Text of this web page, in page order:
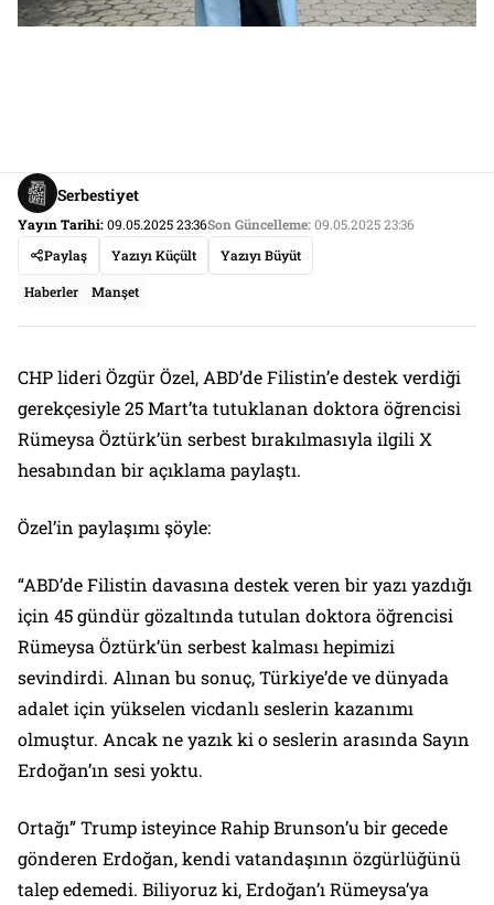
Serbestiyet
Yayın Tarihi:09.05.2025 23:36Son Güncelleme:09.05.2025 23:36
Paylaş
Yazıyı Küçült Yazıyı Büyüt
Haberler Manşet
CHP lideri Özgür Özel, ABD’de Filistin’e destek verdiği
gerekçesiyle 25 Mart’ta tutuklanan doktora öğrencisi
Rümeysa Öztürk’ün serbest bırakılmasıyla ilgili X
hesabından bir açıklama paylaştı.
Özel’in paylaşımı şöyle:
“ABD’de Filistin davasına destek veren bir yazı yazdığı
için 45 gündür gözaltında tutulan doktora öğrencisi
Rümeysa Öztürk’ün serbest kalması hepimizi
sevindirdi. Alınan bu sonuç, Türkiye’de ve dünyada
adalet için yükselen vicdanlı seslerin kazanımı
olmuştur. Ancak ne yazık ki o seslerin arasında Sayın
Erdoğan’ın sesi yoktu.
Ortağı” Trump isteyince Rahip Brunson’u bir gecede
gönderen Erdoğan, kendi vatandaşının özgürlüğünü
talep edemedi. Biliyoruz ki, Erdoğan’ı Rümeysa’ya